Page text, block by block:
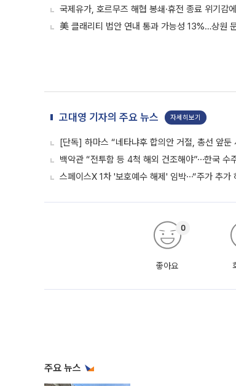
국제유가, 호르무즈 해협 봉쇄·휴전 종료 위기
美 클래리티 법안 연내 통과 가능성 13%…상원
고대영 기자의 주요 뉴스 자세히보기
[단독] 하마스 “네타냐후 합의안 거절, 총선 앞둔
백악관 “전투함 등 4척 해외 건조해야”⋯한국 수
스페이스X 1차 '보호예수 해제' 임박⋯“주가 추가
좋아요
0
주요 뉴스